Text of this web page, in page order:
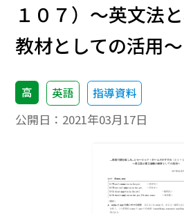
１０７）～英文法
教材としての活用～
高 英語 指導資料
公開日： 2021年03月17日